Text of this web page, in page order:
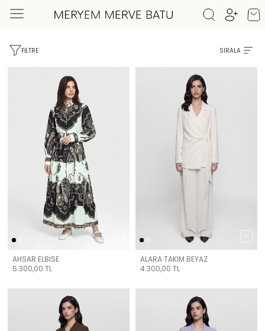
FILTRE SIRALA
AHSAR ELBİSE
5.300,00 TL
ALARA TAKIM BEYAZ
4.300,00 TL